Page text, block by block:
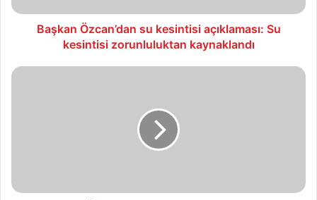
kaynaklandı
Başkan Özcan’dan su kesintisi açıklaması: Su
kesintisi zorunluluktan kaynaklandı
Başkan